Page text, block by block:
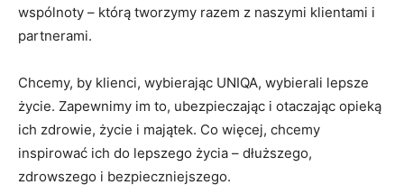
wspólnoty – którą tworzymy razem z naszymi klientami i
partnerami.
Chcemy, by klienci, wybierając UNIQA, wybierali lepsze
życie. Zapewnimy im to, ubezpieczając i otaczając opieką
ich zdrowie, życie i majątek. Co więcej, chcemy
inspirować ich do lepszego życia – dłuższego,
zdrowszego i bezpieczniejszego.